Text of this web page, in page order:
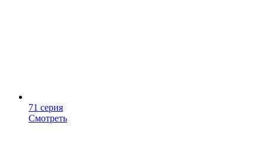
71 серия
Смотреть